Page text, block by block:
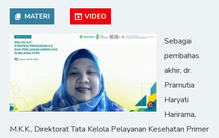
MATERI VIDEO
Sebagai
pembahas
akhir, dr.
Pramutia
Haryati
Harirama,
M.K.K., Direktorat Tata Kelola Pelayanan Kesehatan Primer